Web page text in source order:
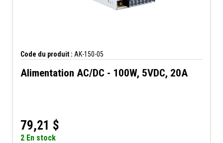
Code du produit : AK-150-05
Alimentation AC/DC - 100W, 5VDC, 20A
79,21 $
2 En stock